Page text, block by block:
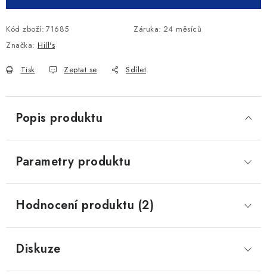
Kód zboží: 71685 Záruka: 24 měsíců
Značka: Hill's
Tisk Zeptat se Sdílet
Popis produktu
Parametry produktu
Hodnocení produktu (2)
Diskuze